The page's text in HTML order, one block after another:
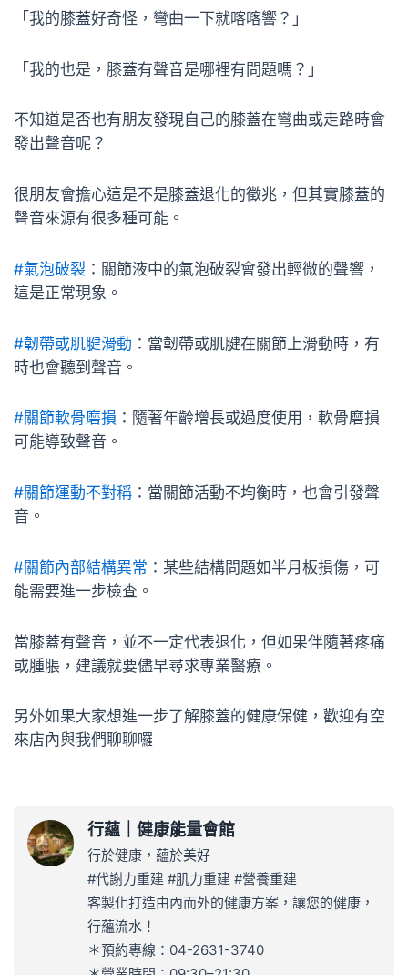
「我的膝蓋好奇怪，彎曲一下就喀喀響？」
「我的也是，膝蓋有聲音是哪裡有問題嗎？」
不知道是否也有朋友發現自己的膝蓋在彎曲或走路時會
發出聲音呢？
很朋友會擔心這是不是膝蓋退化的徵兆，但其實膝蓋的
聲音來源有很多種可能。
#氣泡破裂 ：關節液中的氣泡破裂會發出輕微的聲響，
這是正常現象。
#韌帶或肌腱滑動 ：當韌帶或肌腱在關節上滑動時，有
時也會聽到聲音。
#關節軟骨磨損 ：隨著年齡增長或過度使用，軟骨磨損
可能導致聲音。
#關節運動不對稱 ：當關節活動不均衡時，也會引發聲
音。
#關節內部結構異常 ：某些結構問題如半月板損傷，可
能需要進一步檢查。
當膝蓋有聲音，並不一定代表退化，但如果伴隨著疼痛
或腫脹，建議就要儘早尋求專業醫療。
另外如果大家想進一步了解膝蓋的健康保健，歡迎有空
來店內與我們聊聊囉
行蘊｜健康能量會館
行於健康，蘊於美好
#代謝力重建 #肌力重建 #營養重建
客製化打造由內而外的健康方案，讓您的健康，
行蘊流水！
＊預約專線：04-2631-3740